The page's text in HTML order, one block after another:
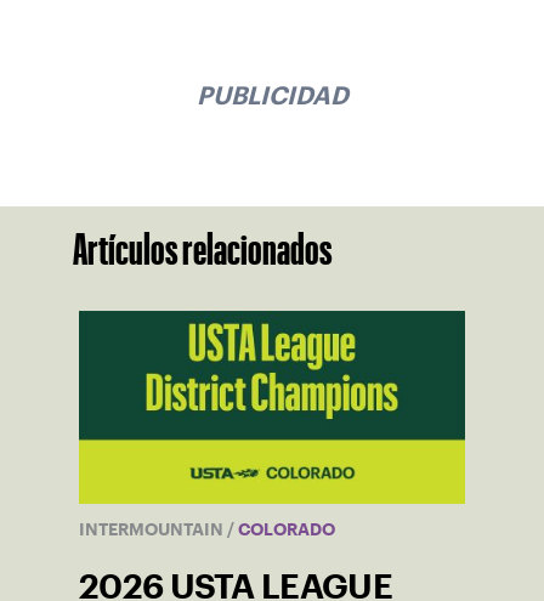
PUBLICIDAD
Artículos relacionados
INTERMOUNTAIN / COLORADO
2026 USTA LEAGUE